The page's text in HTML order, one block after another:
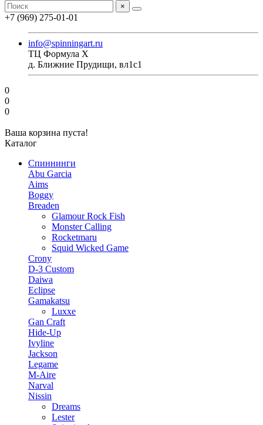
×
+7 (969) 275-01-01
info@spinningart.ru
ТЦ Формула X
д. Ближние Прудищи, вл1с1
0
0
0
Ваша корзина пуста!
Каталог
Спиннинги
Abu Garcia
Aims
Boggy
Breaden
Glamour Rock Fish
Monster Calling
Rocketmaru
Squid Wicked Game
Crony
D-3 Custom
Daiwa
Eclipse
Gamakatsu
Luxxe
Gan Craft
Hide-Up
Ivyline
Jackson
Legame
M-Aire
Narval
Nissin
Dreams
Lester